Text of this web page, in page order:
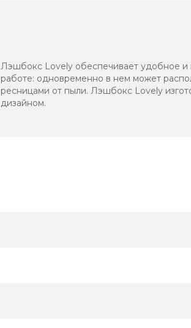
Лэшбокс Lovely обеспечивает удобное
работе: одновременно в нем может
ресницами от пыли. Лэшбокс Lovely
дизайном.